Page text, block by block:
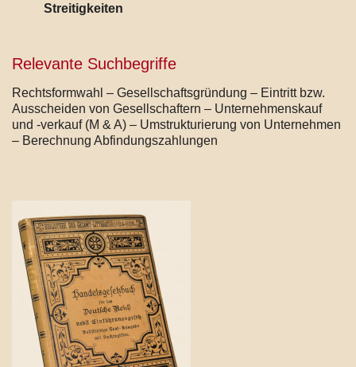
Streitigkeiten
Relevante Suchbegriffe
Rechtsformwahl – Gesellschaftsgründung – Eintritt bzw.
Ausscheiden von Gesellschaftern – Unternehmenskauf
und -verkauf (M & A) – Umstrukturierung von Unternehmen
– Berechnung Abfindungszahlungen